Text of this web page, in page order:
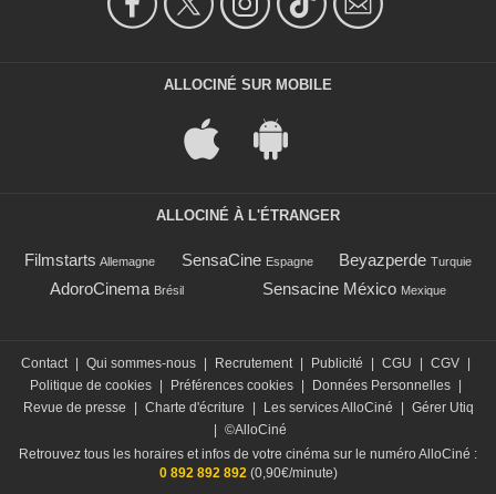
ALLOCINÉ SUR MOBILE
ALLOCINÉ À L'ÉTRANGER
Filmstarts Allemagne SensaCine Espagne Beyazperde Turquie
AdoroCinema Brésil Sensacine México Mexique
Contact Qui sommes-nous Recrutement Publicité CGU CGV
Politique de cookies
Préférences cookies Données Personnelles
Revue de presse
Charte d'écriture Les services AlloCiné
Gérer Utiq
©AlloCiné
Retrouvez tous les horaires et infos de votre cinéma sur le numéro AlloCiné :
0 892 892 892(0,90€/minute)